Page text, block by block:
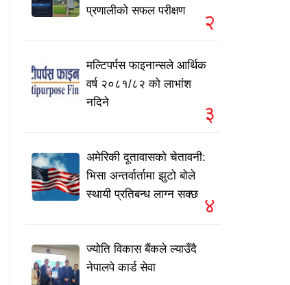
प्रणालीको सफल परीक्षण
२
मल्टिपर्पस फाइनान्सले आर्थिक
वर्ष २०८१/८२ को लाभांश
नदिने
३
अमेरिकी दूतावासको चेतावनी:
भिसा अन्तर्वार्तामा झुटो बोले
स्थायी प्रतिबन्ध लाग्न सक्छ ४
ज्योति विकास बैंकले ल्याउँदै
नेपालपे कार्ड सेवा